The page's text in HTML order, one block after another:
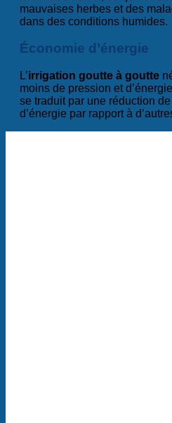
mauvaises herbes et des
dans des conditions humides.
Économie d’énergie
L’irrigation goutte à goutte
moins de pression et
se traduit par une réduction
d’énergie par rapport à